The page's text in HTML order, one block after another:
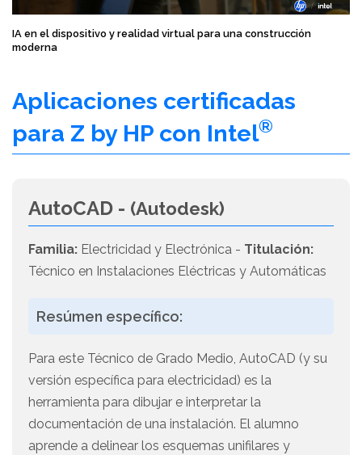
IA en el dispositivo y realidad virtual para una construcción
moderna
Aplicaciones certificadas
para Z by HP con Intel®
AutoCAD - (Autodesk)
Familia: Electricidad y Electrónica - Titulación:
Técnico en Instalaciones Eléctricas y Automáticas
Resúmen específico:
Para este Técnico de Grado Medio, AutoCAD (y su
versión específica para electricidad) es la
herramienta para dibujar e interpretar la
documentación de una instalación. El alumno
aprende a delinear los esquemas unifilares y